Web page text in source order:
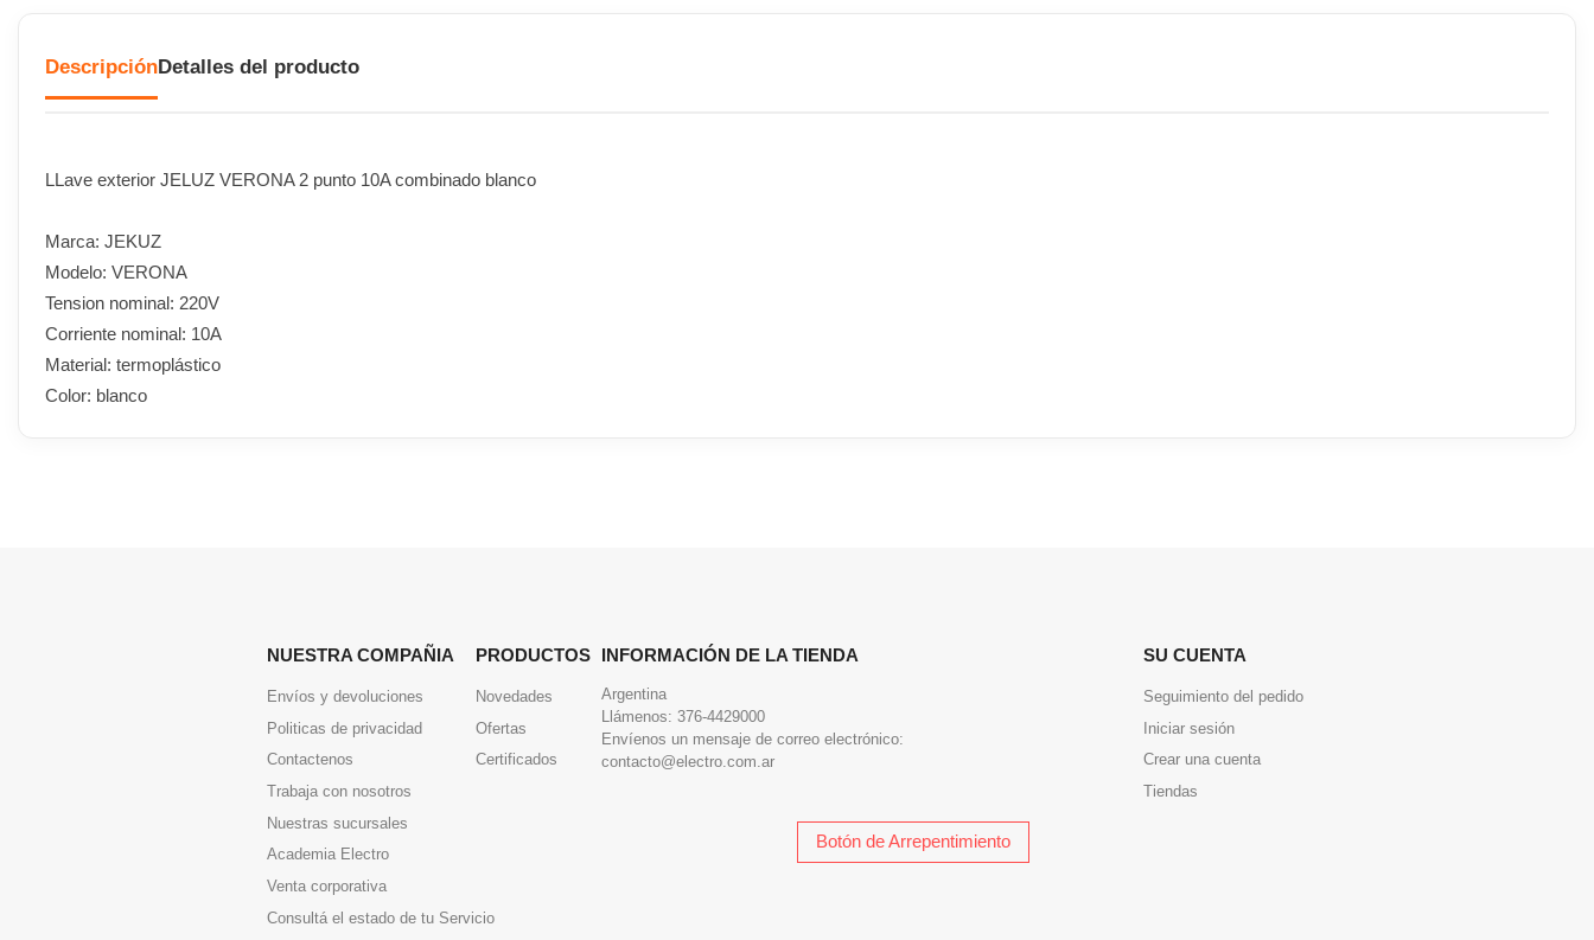
DescripciónDetalles del producto
LLave exterior JELUZ VERONA 2 punto 10A combinado blanco
Marca: JEKUZ
Modelo: VERONA
Tension nominal: 220V
Corriente nominal: 10A
Material: termoplástico
Color: blanco
NUESTRA COMPAÑIA
Envíos y devoluciones
Politicas de privacidad
Contactenos
Trabaja con nosotros
Nuestras sucursales
Academia Electro
Venta corporativa
Consultá el estado de tu Servicio
PRODUCTOS
Novedades
Ofertas
Certificados
INFORMACIÓN DE LA TIENDA
Argentina
Llámenos: 376-4429000
Envíenos un mensaje de correo electrónico:
contacto@electro.com.ar
SU CUENTA
Seguimiento del pedido
Iniciar sesión
Crear una cuenta
Tiendas
Botón de Arrepentimiento